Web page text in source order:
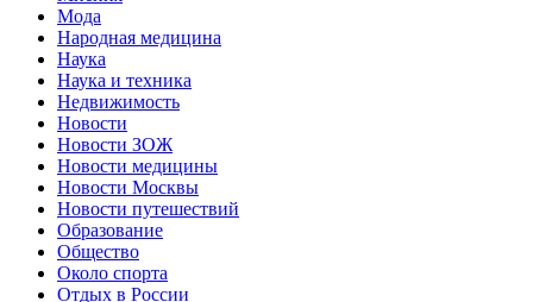
Мода
Народная медицина
Наука
Наука и техника
Недвижимость
Новости
Новости ЗОЖ
Новости медицины
Новости Москвы
Новости путешествий
Образование
Общество
Около спорта
Отдых в России